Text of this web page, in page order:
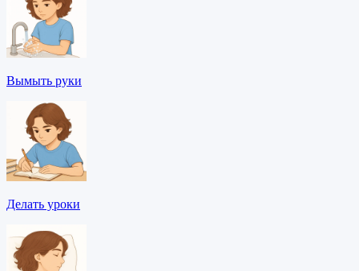
Вымыть руки
Делать уроки